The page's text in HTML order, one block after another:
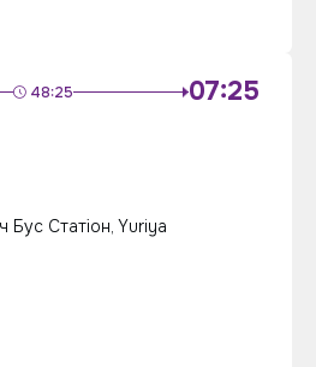
48:25 07:25
Бус Статіон, Yuriya